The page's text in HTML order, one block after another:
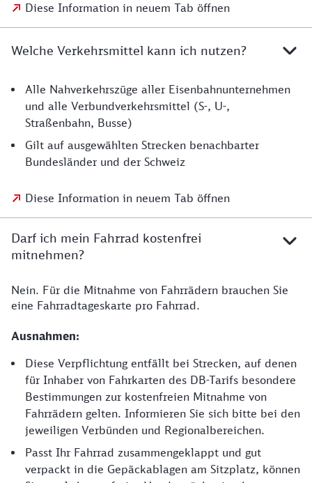
Diese Information in neuem Tab öffnen
Welche Verkehrsmittel kann ich nutzen?
Alle Nahverkehrszüge aller Eisenbahnunternehmen
und alle Verbundverkehrsmittel (S-, U-,
Straßenbahn, Busse)
Gilt auf ausgewählten Strecken benachbarter
Bundesländer und der Schweiz
Diese Information in neuem Tab öffnen
Darf ich mein Fahrrad kostenfrei
mitnehmen?
Nein. Für die Mitnahme von Fahrrädern brauchen Sie
eine Fahrradtageskarte pro Fahrrad.
Ausnahmen:
Diese Verpflichtung entfällt bei Strecken, auf denen
für Inhaber von Fahrkarten des DB-Tarifs besondere
Bestimmungen zur kostenfreien Mitnahme von
Fahrrädern gelten. Informieren Sie sich bitte bei den
jeweiligen Verbünden und Regionalbereichen.
Passt Ihr Fahrrad zusammengeklappt und gut
verpackt in die Gepäckablagen am Sitzplatz, können